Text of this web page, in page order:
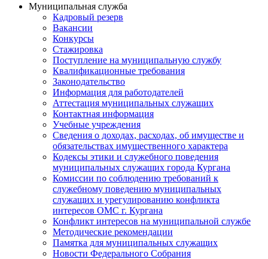
Муниципальная служба
Кадровый резерв
Вакансии
Конкурсы
Стажировка
Поступление на муниципальную службу
Квалификационные требования
Законодательство
Информация для работодателей
Аттестация муниципальных служащих
Контактная информация
Учебные учреждения
Сведения о доходах, расходах, об имуществе и
обязательствах имущественного характера
Кодексы этики и служебного поведения
муниципальных служащих города Кургана
Комиссии по соблюдению требований к
служебному поведению муниципальных
служащих и урегулированию конфликта
интересов ОМС г. Кургана
Конфликт интересов на муниципальной службе
Методические рекомендации
Памятка для муниципальных служащих
Новости Федерального Cобрания